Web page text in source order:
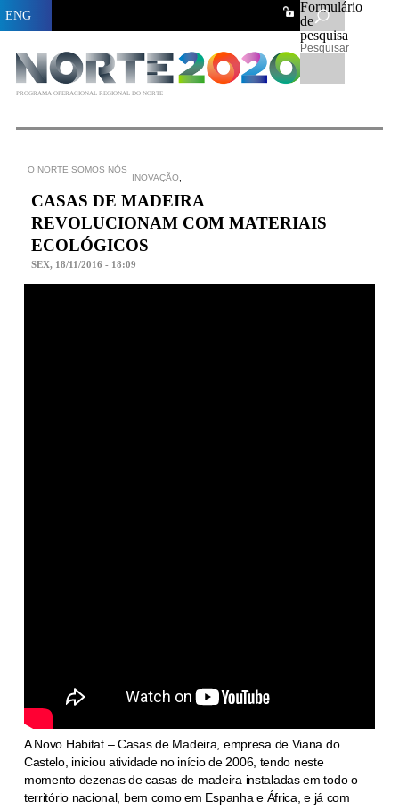
Formulário
de
pesquisa
Pesquisar
PROGRAMA OPERACIONAL REGIONAL DO NORTE
ENG
O NORTE SOMOS NÓS
INOVAÇÃO,
CASAS DE MADEIRA
REVOLUCIONAM COM MATERIAIS
ECOLÓGICOS
SEX, 18/11/2016 - 18:09
A Novo Habitat – Casas de Madeira, empresa de Viana do
Castelo, iniciou atividade no início de 2006, tendo neste
momento dezenas de casas de madeira instaladas em todo o
território nacional, bem como em Espanha e África, e já com